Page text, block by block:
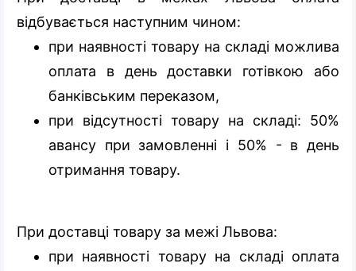
відбувається наступним чином:
при наявності товару на складі можлива
оплата в день доставки готівкою або
банківським переказом,
при відсутності товару на складі: 50%
авансу при замовленні і 50% - в день
отримання товару.
При доставці товару за межі Львова:
при наявності товару на складі оплата